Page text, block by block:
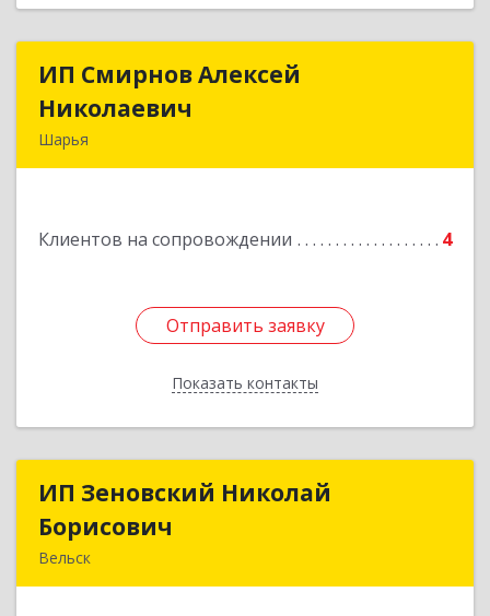
ИП Смирнов Алексей
Николаевич
Шарья
Клиентов на сопровождении 4
Отправить заявку
Показать контакты
ИП Смирнов Алексей
Отправить заявку
Назад
ИП Зеновский Николай
Борисович
Вельск
ИП Зеновский Николай